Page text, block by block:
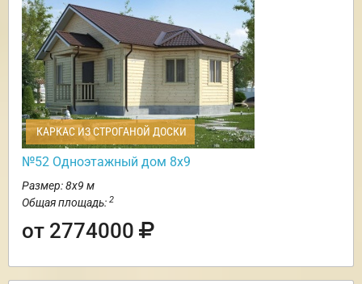
КАРКАС ИЗ СТРОГАНОЙ ДОСКИ
№52 Одноэтажный дом 8х9
Размер: 8х9 м
Общая площадь: 2
от 2774000